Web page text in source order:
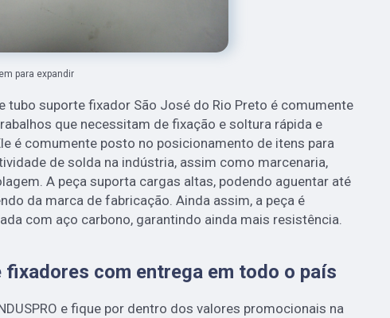
para expandir
tubo suporte fixador São José do Rio Preto é comumente
que necessitam de fixação e soltura rápida e
é comumente posto no posicionamento de itens para
de solda na indústria, assim como marcenaria,
A peça suporta cargas altas, podendo aguentar até
da marca de fabricação. Ainda assim, a peça é
com aço carbono, garantindo ainda mais resistência.
fixadores com entrega em todo o país
e fique por dentro dos valores promocionais na